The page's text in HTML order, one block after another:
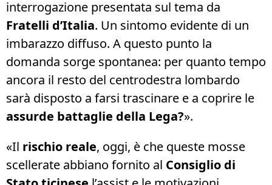
interrogazione presentata sul tema da
Fratelli d’Italia. Un sintomo evidente di un
imbarazzo diffuso. A questo punto la
domanda sorge spontanea: per quanto tempo
ancora il resto del centrodestra lombardo
sarà disposto a farsi trascinare e a coprire le
assurde battaglie della Lega?».
«Il rischio reale, oggi, è che queste mosse
scellerate abbiano fornito al Consiglio di